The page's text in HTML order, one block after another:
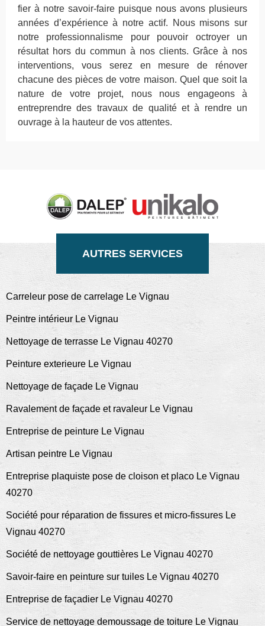
fier à notre savoir-faire puisque nous avons plusieurs
années d’expérience à notre actif. Nous misons sur
notre professionnalisme pour pouvoir octroyer un
résultat hors du commun à nos clients. Grâce à nos
interventions, vous serez en mesure de rénover
chacune des pièces de votre maison. Quel que soit la
nature de votre projet, nous nous engageons à
entreprendre des travaux de qualité et à rendre un
ouvrage à la hauteur de vos attentes.
AUTRES SERVICES
Carreleur pose de carrelage Le Vignau
Peintre intérieur Le Vignau
Nettoyage de terrasse Le Vignau 40270
Peinture exterieure Le Vignau
Nettoyage de façade Le Vignau
Ravalement de façade et ravaleur Le Vignau
Entreprise de peinture Le Vignau
Artisan peintre Le Vignau
Entreprise plaquiste pose de cloison et placo Le Vignau
40270
Société pour réparation de fissures et micro-fissures Le
Vignau 40270
Société de nettoyage gouttières Le Vignau 40270
Savoir-faire en peinture sur tuiles Le Vignau 40270
Entreprise de façadier Le Vignau 40270
Service de nettoyage demoussage de toiture Le Vignau